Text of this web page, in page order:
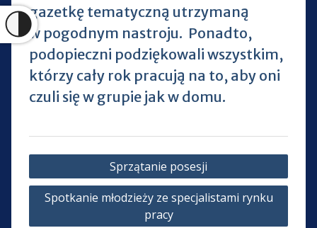
gazetkę tematyczną utrzymaną
w pogodnym nastroju. Ponadto,
podopieczni podziękowali wszystkim,
którzy cały rok pracują na to, aby oni
czuli się w grupie jak w domu.
Nawigacja
wpisu
Sprzątanie posesji
Spotkanie młodzieży ze specjalistami rynku
pracy